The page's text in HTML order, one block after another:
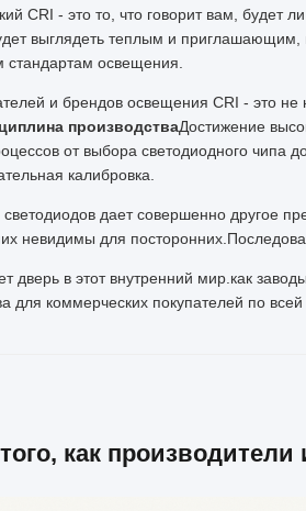
CRI - это то, что говорит вам, будет
выглядеть теплым и приглашающим,
освещения.
и брендов освещения CRI - это не
производстваДостижение
от выбора светодиодного чипа
калибровка.
дает совершенно другое
невидимы для
дверь в этот внутренний мир.как
для коммерческих покупателей по
как производители